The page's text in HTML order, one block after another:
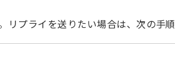
リプライを送りたい場合は、次の手順